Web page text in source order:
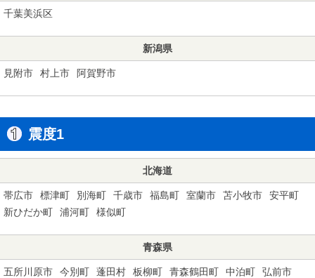
千葉美浜区
新潟県
見附市 村上市 阿賀野市
震度1
北海道
帯広市 標津町 別海町 千歳市 福島町 室蘭市 苫小牧市
安平町
新ひだか町
浦河町 様似町
青森県
五所川原市 今別町 蓬田村 板柳町 青森鶴田町 中泊町
弘前市